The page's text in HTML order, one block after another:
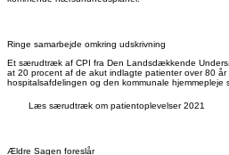
Ringe samarbejde omkring udskrivning
Et særudtræk af CPI fra Den Landsdækkende
at 20 procent af de akut indlagte patienter over 80
hospitalsafdelingen og den kommunale hjemmepleje
Læs særudtræk om patientoplevelser 2021
Ældre Sagen foreslår